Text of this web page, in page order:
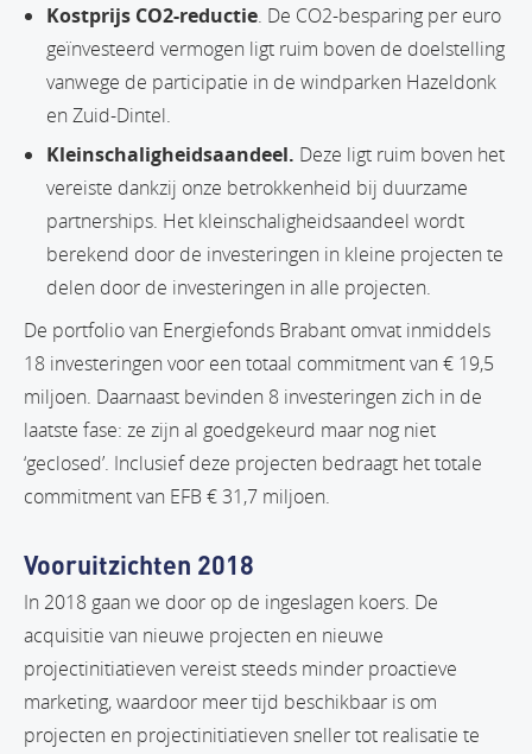
Kostprijs CO2-reductie. De CO2-besparing per euro
geïnvesteerd vermogen ligt ruim boven de doelstelling
vanwege de participatie in de windparken Hazeldonk
en Zuid-Dintel.
Kleinschaligheidsaandeel. Deze ligt ruim boven het
vereiste dankzij onze betrokkenheid bij duurzame
partnerships. Het kleinschaligheidsaandeel wordt
berekend door de investeringen in kleine projecten te
delen door de investeringen in alle projecten.
De portfolio van Energiefonds Brabant omvat inmiddels
18 investeringen voor een totaal commitment van € 19,5
miljoen. Daarnaast bevinden 8 investeringen zich in de
laatste fase: ze zijn al goedgekeurd maar nog niet
‘geclosed’. Inclusief deze projecten bedraagt het totale
commitment van EFB € 31,7 miljoen.
Vooruitzichten 2018
In 2018 gaan we door op de ingeslagen koers. De
acquisitie van nieuwe projecten en nieuwe
projectinitiatieven vereist steeds minder proactieve
marketing, waardoor meer tijd beschikbaar is om
projecten en projectinitiatieven sneller tot realisatie te